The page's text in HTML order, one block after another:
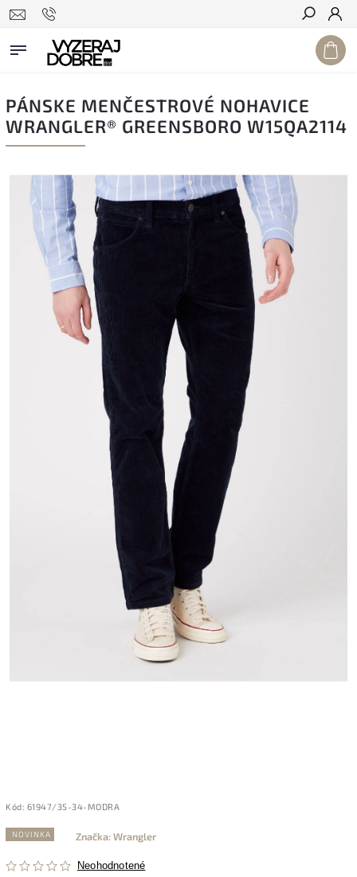
Hľadať
PÁNSKE MENČESTROVÉ NOHAVICE
WRANGLER® GREENSBORO W15QA2114
Kód: 61947/35-34-MODRA
NOVINKA
Neohodnotené
Značka:Wrangler